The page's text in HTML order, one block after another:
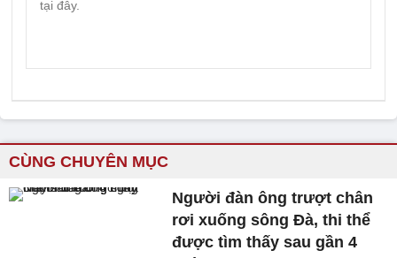
CÙNG CHUYÊN MỤC
Người đàn ông trượt chân
rơi xuống sông Đà, thi thể
được tìm thấy sau gần 4